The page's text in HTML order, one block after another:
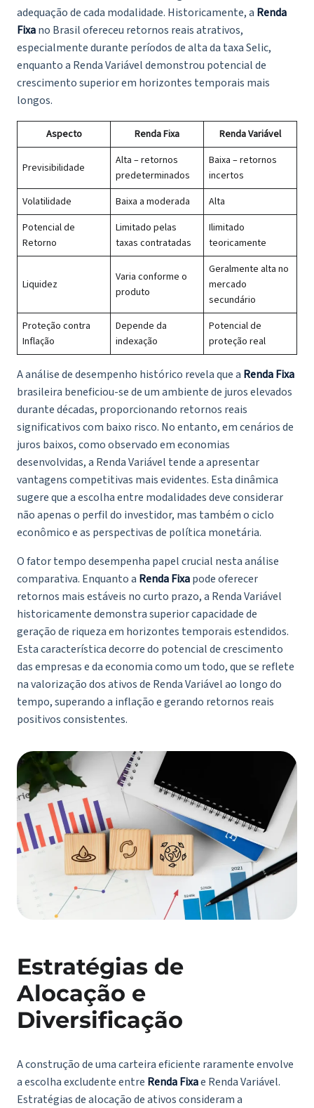
adequação de cada modalidade. Historicamente, a Renda
Fixano Brasil ofereceu retornos reais atrativos,
especialmente durante períodos de alta da taxa Selic,
enquanto a Renda Variável demonstrou potencial de
crescimento superior em horizontes temporais mais
longos.
Aspecto Renda Fixa Renda Variável
Previsibilidade
Alta – retornos
predeterminados
Baixa – retornos
incertos
Volatilidade
Baixa a moderada
Alta
Potencial de
Retorno
Limitado pelas
taxas contratadas
Ilimitado
teoricamente
Liquidez
Varia conforme o
produto
Geralmente alta no
mercado
secundário
Proteção contra
Inflação
Depende da
indexação
Potencial de
proteção real
A análise de desempenho histórico revela que a Renda Fixa
brasileira beneficiou-se de um ambiente de juros elevados
durante décadas, proporcionando retornos reais
significativos com baixo risco. No entanto, em cenários de
juros baixos, como observado em economias
desenvolvidas, a Renda Variável tende a apresentar
vantagens competitivas mais evidentes. Esta dinâmica
sugere que a escolha entre modalidades deve considerar
não apenas o perfil do investidor, mas também o ciclo
econômico e as perspectivas de política monetária.
O fator tempo desempenha papel crucial nesta análise
comparativa. Enquanto a Renda Fixapode oferecer
retornos mais estáveis no curto prazo, a Renda Variável
historicamente demonstra superior capacidade de
geração de riqueza em horizontes temporais estendidos.
Esta característica decorre do potencial de crescimento
das empresas e da economia como um todo, que se reflete
na valorização dos ativos de Renda Variável ao longo do
tempo, superando a inflação e gerando retornos reais
positivos consistentes.
Estratégias de
Alocação e
Diversificação
A construção de uma carteira eficiente raramente envolve
a escolha excludente entre Renda Fixae Renda Variável.
Estratégias de alocação de ativos consideram a